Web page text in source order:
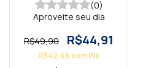
(0)
Aproveite seu dia
R$49,90 R$44,91
R$42,66 comPix